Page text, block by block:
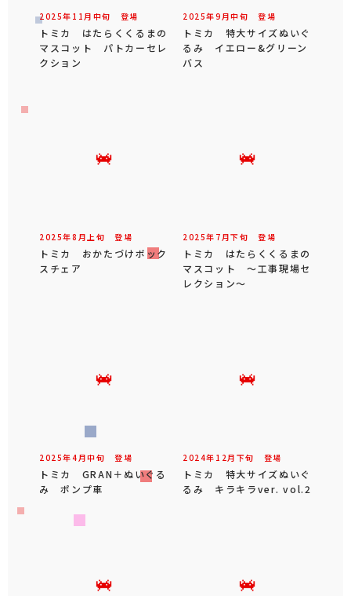
2025年 11 月 中旬 登場
トミカ はたらくくるまの
マスコット パトカーセレ
クション
2025年9 月中旬 登場
トミカ 特大サイズぬいぐ
るみ イエロー&グリーン
バス
2025年8 月 上旬 登場
トミカ おかたづけボック
スチェア
2025年 7 月下旬 登場
トミカ はたらくくるまの
マスコット ～工事現場セ
レクション～
2025年4 月中旬 登場
トミカ GRAN＋ぬいぐる
み ポンプ車
2024年 12 月 下旬 登場
トミカ 特大サイズぬいぐ
るみ キラキラver. vol.2